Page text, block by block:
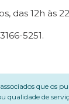
das 12h às
5251.
que
de